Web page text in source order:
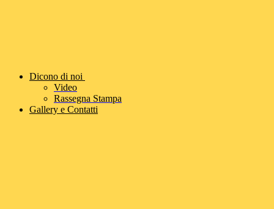
Dicono di noi
Video
Rassegna Stampa
Gallery e Contatti